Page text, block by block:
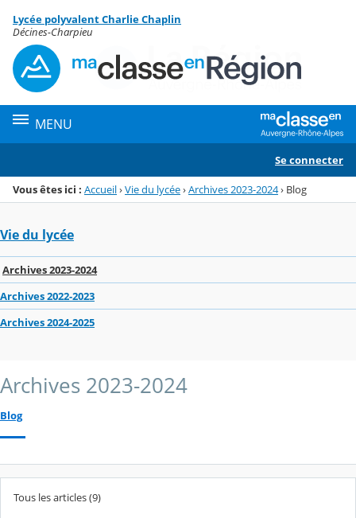
Menu de la rubrique
Contenu
Lycée polyvalent Charlie Chaplin
Décines-Charpieu
MENU
Se connecter
Vous êtes ici : Accueil›Vie du lycée›Archives 2023-2024› Blog
Vie du lycée
Archives 2023-2024
Archives 2022-2023
Archives 2024-2025
Archives 2023-2024
Blog
Tous les articles (9)